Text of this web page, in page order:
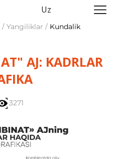
Uz
Yangiliklar / Kundalik
AJ: KADRLAR
3271